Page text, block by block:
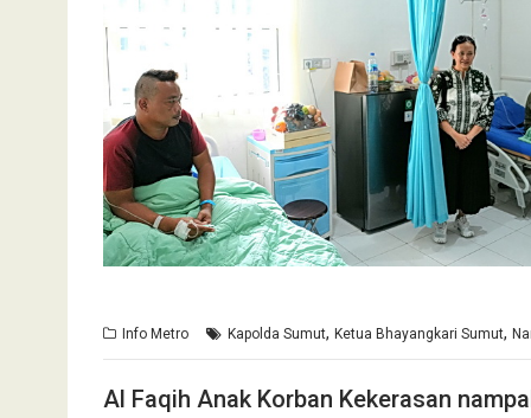
Info Metro Kapolda Sumut, Ketua Bhayangkari Sumut,
Al Faqih Anak Korban Kekerasan